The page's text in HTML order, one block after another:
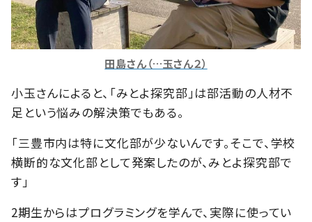
田島さん（…玉さん２）
小玉さんによると、「みとよ探究部」は部活動の人材不
足という悩みの解決策でもある。
「三豊市内は特に文化部が少ないんです。そこで、学校
横断的な文化部として発案したのが、みとよ探究部で
す」
2期生からはプログラミングを学んで、実際に使ってい